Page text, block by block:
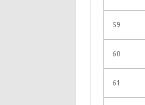
59
60
61